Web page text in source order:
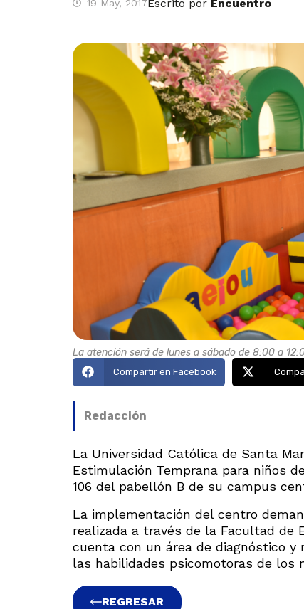
19 May, 2017Escrito por Encuentro
La atención será de lunes a sábado de 8:00 a
Compartir en Facebook
Redacción
La Universidad Católica de Santa
Estimulación Temprana para niños
106 del pabellón B de su campus
La implementación del centro
realizada a través de la Facultad de
cuenta con un área de diagnóstico
las habilidades psicomotoras de los
REGRESAR